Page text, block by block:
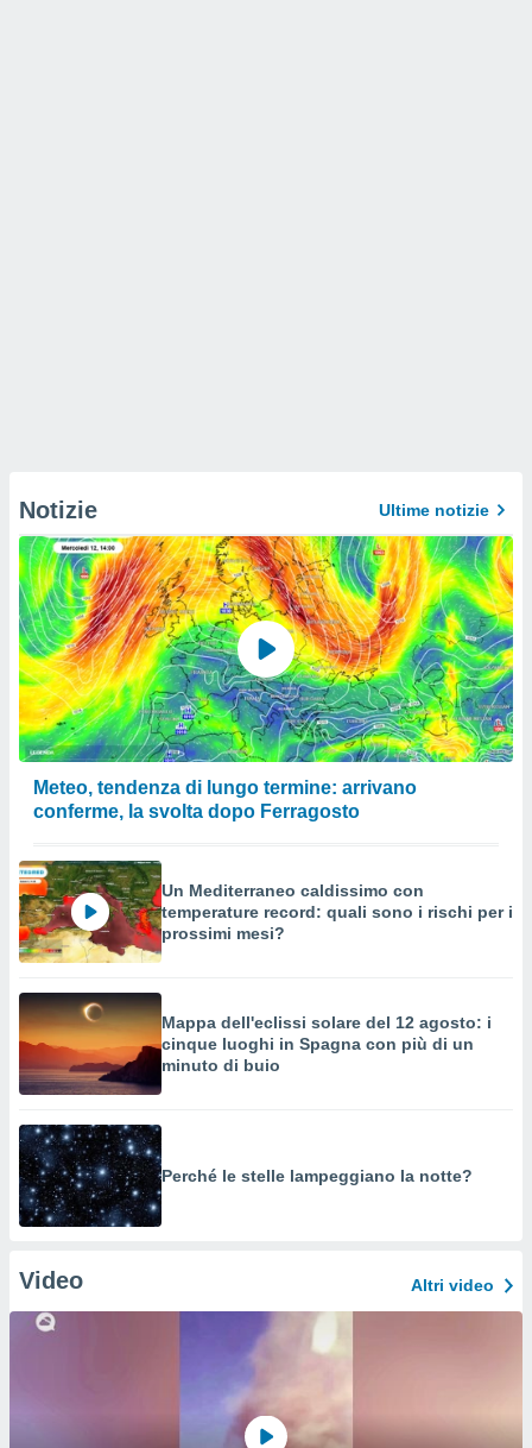
Notizie Ultime notizie
Meteo, tendenza di lungo termine: arrivano
conferme, la svolta dopo Ferragosto
Un Mediterraneo caldissimo con
temperature record: quali sono i rischi per i
prossimi mesi?
Mappa dell'eclissi solare del 12 agosto: i
cinque luoghi in Spagna con più di un
minuto di buio
Perché le stelle lampeggiano la notte?
Video Altri video